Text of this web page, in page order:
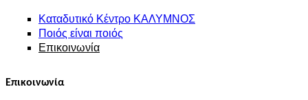
Καταδυτικό Κέντρο ΚΑΛΥΜΝΟΣ
Ποιός είναι ποιός
Επικοινωνία
Επικοινωνία